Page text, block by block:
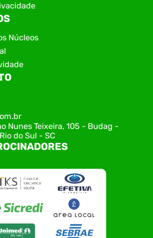
Núcleos
Nunes Teixeira, 105 - Budag -
do Sul - SC